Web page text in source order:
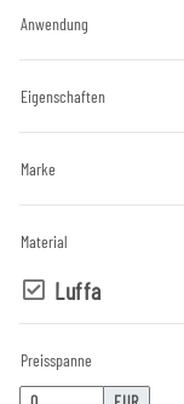
Anwendung
Eigenschaften
Marke
Material
Luffa
Preisspanne